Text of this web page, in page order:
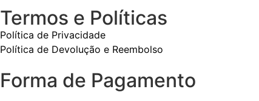
Termos e Políticas
Política de Privacidade
Política de Devolução e Reembolso
Forma de Pagamento